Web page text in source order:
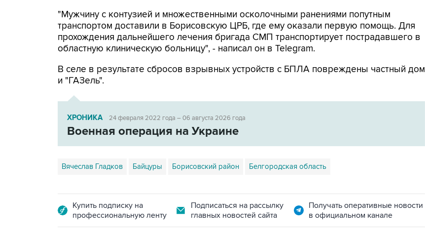
"Мужчину с контузией и множественными осколочными ранениями попутным
транспортом доставили в Борисовскую ЦРБ, где ему оказали первую помощь. Для
прохождения дальнейшего лечения бригада СМП транспортирует пострадавшего в
областную клиническую больницу", - написал он в Telegram.
В селе в результате сбросов взрывных устройств с БПЛА повреждены частный дом
и "ГАЗель".
ХРОНИКА 24 февраля 2022 года – 06 августа 2026 года
Военная операция на Украине
Вячеслав Гладков Байцуры Борисовский район Белгородская область
Купить подписку на
профессиональную ленту
Подписаться на рассылку
главных новостей сайта
Получать оперативные новости
в официальном канале